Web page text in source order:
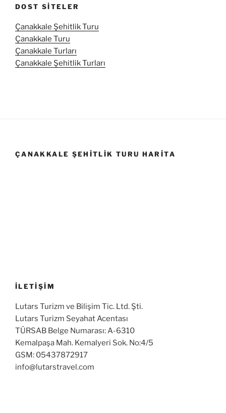
DOST SITELER
Çanakkale Şehitlik Turu
Çanakkale Turu
Çanakkale Turları
Çanakkale Şehitlik Turları
ÇANAKKALE ŞEHITLIK TURU HARITA
İLETİŞİM
Lutars Turizm ve Bilişim Tic. Ltd. Şti.
Lutars Turizm Seyahat Acentası
TÜRSAB Belge Numarası: A-6310
Kemalpaşa Mah. Kemalyeri Sok. No:4/5
GSM: 05437872917
info@lutarstravel.com